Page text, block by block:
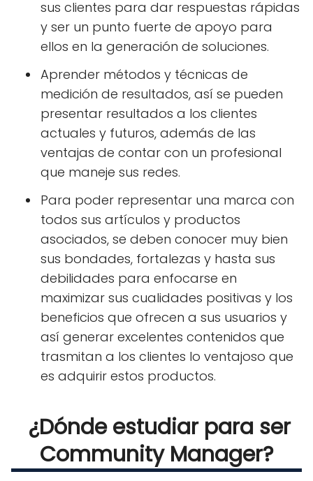
sus clientes para dar respuestas rápidas
y ser un punto fuerte de apoyo para
ellos en la generación de soluciones.
Aprender métodos y técnicas de
medición de resultados, así se pueden
presentar resultados a los clientes
actuales y futuros, además de las
ventajas de contar con un profesional
que maneje sus redes.
Para poder representar una marca con
todos sus artículos y productos
asociados, se deben conocer muy bien
sus bondades, fortalezas y hasta sus
debilidades para enfocarse en
maximizar sus cualidades positivas y los
beneficios que ofrecen a sus usuarios y
así generar excelentes contenidos que
trasmitan a los clientes lo ventajoso que
es adquirir estos productos.
¿Dónde estudiar para ser
Community Manager?